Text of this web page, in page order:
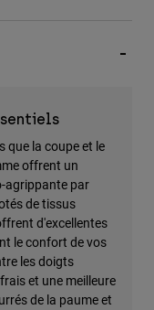
que la coupe et le
offrent un
agrippante par
de tissus
d'excellentes
le confort de vos
les doigts
et une meilleure
de la paume et